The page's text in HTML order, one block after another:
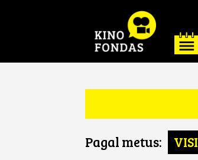
Pagal metus: VISI